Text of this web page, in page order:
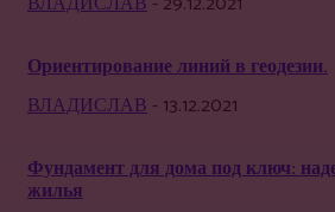
Ориентирование линий в геодезии.
ВЛАДИСЛАВ- 13.12.2021
Фундамент для дома под ключ:
жилья